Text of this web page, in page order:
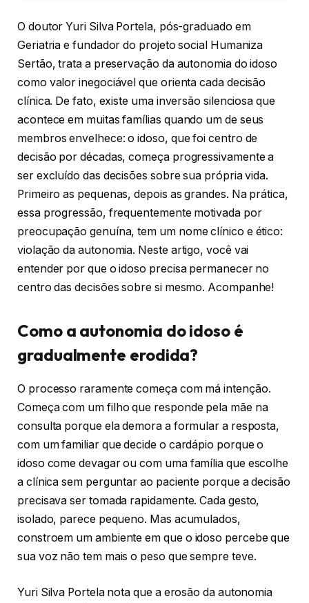
O doutor Yuri Silva Portela, pós-graduado em
Geriatria e fundador do projeto social Humaniza
Sertão, trata a preservação da autonomia do idoso
como valor inegociável que orienta cada decisão
clínica. De fato, existe uma inversão silenciosa que
acontece em muitas famílias quando um de seus
membros envelhece: o idoso, que foi centro de
decisão por décadas, começa progressivamente a
ser excluído das decisões sobre sua própria vida.
Primeiro as pequenas, depois as grandes. Na prática,
essa progressão, frequentemente motivada por
preocupação genuína, tem um nome clínico e ético:
violação da autonomia. Neste artigo, você vai
entender por que o idoso precisa permanecer no
centro das decisões sobre si mesmo. Acompanhe!
Como a autonomia do idoso é
gradualmente erodida?
O processo raramente começa com má intenção.
Começa com um filho que responde pela mãe na
consulta porque ela demora a formular a resposta,
com um familiar que decide o cardápio porque o
idoso come devagar ou com uma família que escolhe
a clínica sem perguntar ao paciente porque a decisão
precisava ser tomada rapidamente. Cada gesto,
isolado, parece pequeno. Mas acumulados,
constroem um ambiente em que o idoso percebe que
sua voz não tem mais o peso que sempre teve.
Yuri Silva Portela nota que a erosão da autonomia